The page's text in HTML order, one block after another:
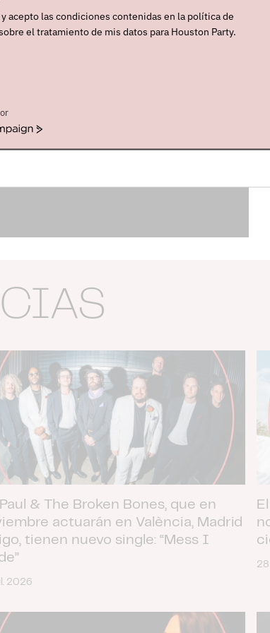
& The Broken Bones, que en
actuarán en València, Madrid
tienen nuevo single: “Mess I
2026
acepto las condiciones contenidas en la política de
el tratamiento de mis datos para Houston Party.